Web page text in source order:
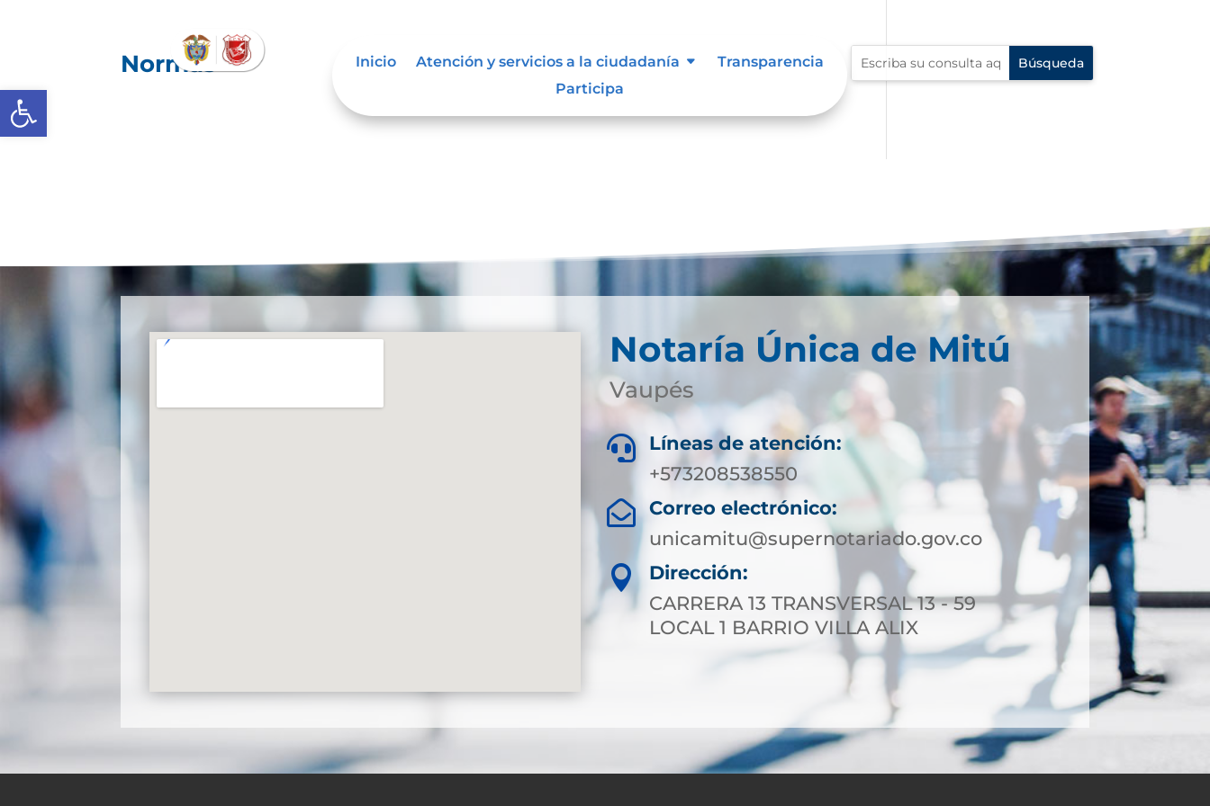
Abrir barra de herramientas
Inicio Atención y servicios a la ciudadanía
Transparencia
Participa
Normas
Notaría Única de Mitú
Vaupés

Líneas de atención:
+573208538550
 Correo electrónico:
unicamitu@supernotariado.gov.co

Dirección:
CARRERA 13 TRANSVERSAL 13 - 59
LOCAL 1 BARRIO VILLA ALIX